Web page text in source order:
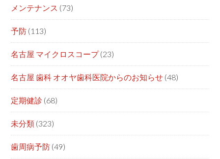
メンテナンス (73)
予防 (113)
名古屋 マイクロスコープ(23)
名古屋 歯科 オオヤ歯科医院からのお知らせ (48)
定期健診 (68)
未分類 (323)
歯周病予防 (49)